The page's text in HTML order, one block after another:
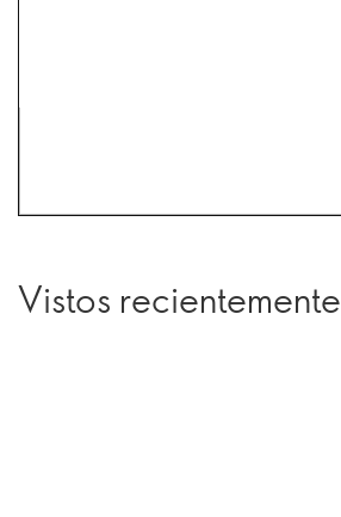
Vistos recientemente